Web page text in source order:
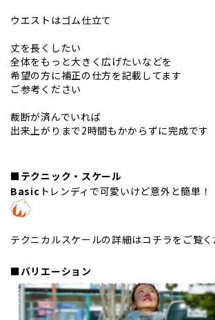
ウエストはゴム仕立て
丈を長くしたい
全体をもっと大きく広げたいなどを
希望の方に補正の仕方を記載してます
ご参考ください
裁断が済んでいれば
出来上がりまで2時間もかからずに完成です
■テクニック・スケール
Basic トレンディで可愛いけど意外と簡単！
テクニカルスケールの詳細はコチラを ご覧く
■バリエーション